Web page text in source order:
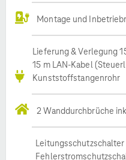
Montage und
Lieferung & Verlegung
15 m LAN-Kabel
Kunststoffstangenrohr
2 Wanddurchbrüche
Leitungsschutzschalter